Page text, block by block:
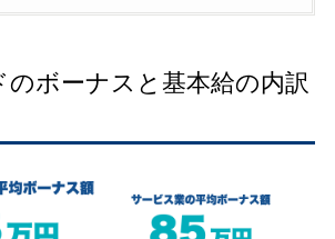
のボーナスと基本給の内訳